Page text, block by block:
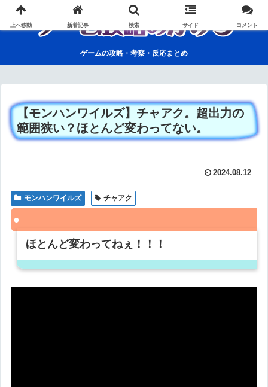
ゲームの攻略・考察・反応まとめ
【モンハンワイルズ】チャアク。超出力の
範囲狭い？ほとんど変わってない。
2024.08.12
モンハンワイルズ チャアク
ほとんど変わってねぇ！！！
上へ移動 新着記事 検索 サイド コメント